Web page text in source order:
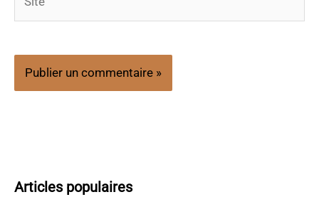
Articles populaires